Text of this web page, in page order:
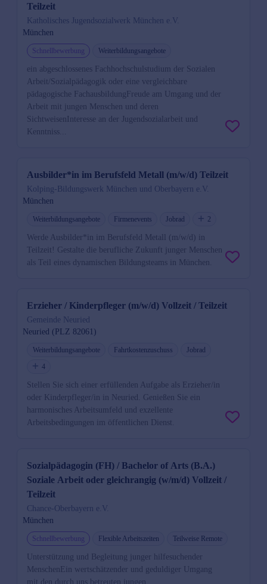
Teilzeit
Katholisches Jugendsozialwerk München e.V.
München
Schnellbewerbung Weiterbildungsangebote
ein abgeschlossenes Fachhochschulstudium der Sozialen
Arbeit/Sozialpädagogik oder eine vergleichbare
pädagogische FachausbildungFreude am Umgang und der
Arbeit mit jungen Menschen und deren
SichtweisenInteresse an der Jugendsozialarbeit und
Kenntniss...
Ausbilder*in im Berufsfeld Metall (m/w/d) Teilzeit
Kolping-Bildungswerk München und Oberbayern e.V.
München
Weiterbildungsangebote Firmenevents Jobrad 2
Werde Ausbilder*in im Berufsfeld Metall (m/w/d) in
Teilzeit! Gestalte die berufliche Zukunft junger Menschen
als Teil eines dynamischen Bildungsteams in München.
Erzieher / Kinderpfleger (m/w/d) Vollzeit / Teilzeit
Gemeinde Neuried
Neuried (PLZ 82061)
Weiterbildungsangebote Fahrtkostenzuschuss
Jobrad
4
Stellen Sie sich einer erfüllenden Aufgabe als Erzieher/in
oder Kinderpfleger/in in Neuried. Genießen Sie ein
harmonisches Arbeitsumfeld und exzellente
Arbeitsbedingungen im öffentlichen Dienst.
Sozialpädagogin (FH) / Bachelor of Arts (B.A.)
Soziale Arbeit oder gleichrangig (w/m/d) Vollzeit /
Teilzeit
Chance-Oberbayern e.V.
München
Schnellbewerbung Flexible Arbeitszeiten Teilweise Remote
Unterstützung und Begleitung junger hilfesuchender
MenschenEin wertschätzender und geduldiger Umgang
mit den durch uns betreuten jungen